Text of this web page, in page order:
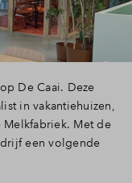
De Caai. Deze
in vakantiehuizen,
Met de
een volgende